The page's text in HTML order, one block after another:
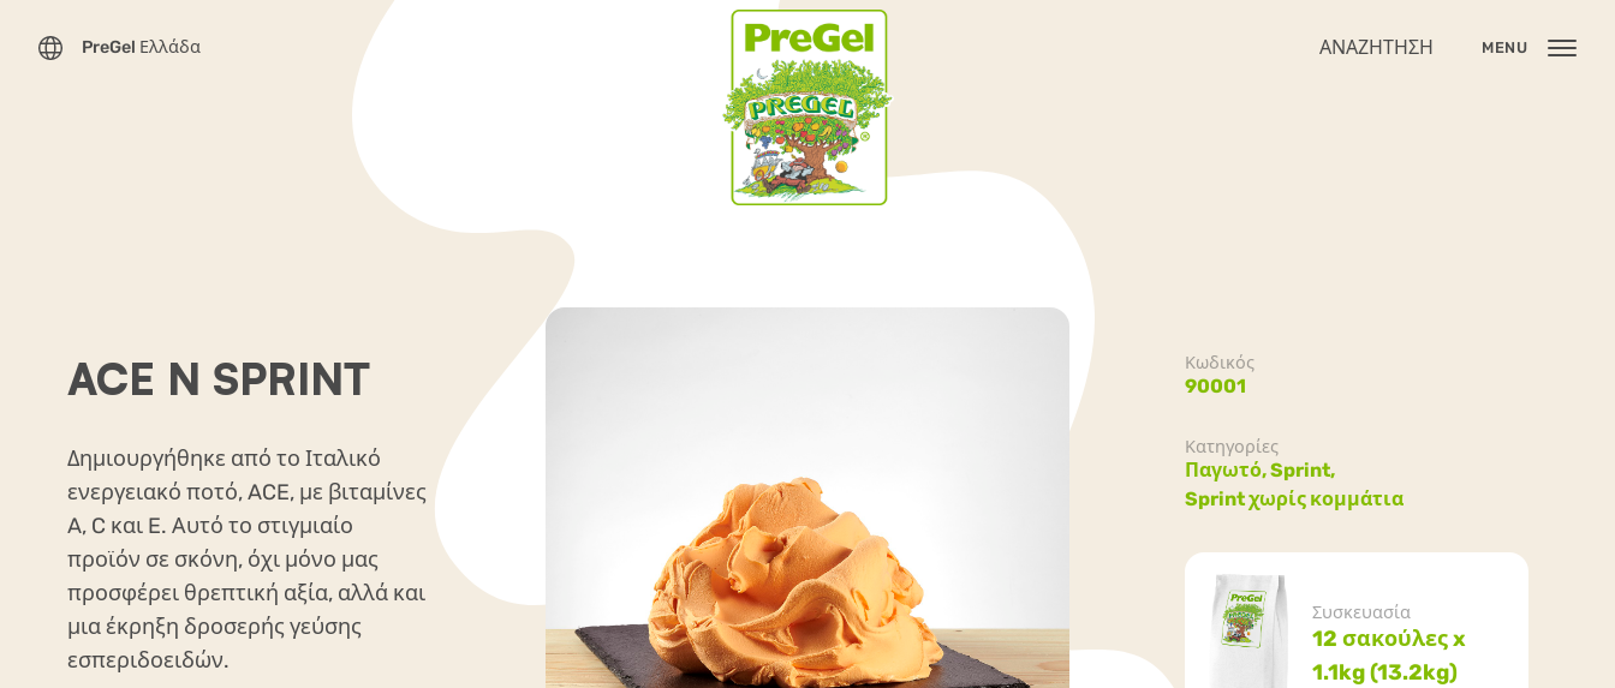
PreGel Ελλάδα ΑΝΑΖΉΤΗΣΗ MENU
ACE N SPRINT
Δημιουργήθηκε από το Ιταλικό
ενεργειακό ποτό, ACE, με βιταμίνες
A, C και E. Αυτό το στιγμιαίο
προϊόν σε σκόνη, όχι μόνο μας
προσφέρει θρεπτική αξία, αλλά και
μια έκρηξη δροσερής γεύσης
εσπεριδοειδών.
Κωδικός
90001
Κατηγορίες
Παγωτό,Sprint,
Sprint χωρίς κομμάτια
Συσκευασία
12 σακούλες x
1.1kg (13.2kg)